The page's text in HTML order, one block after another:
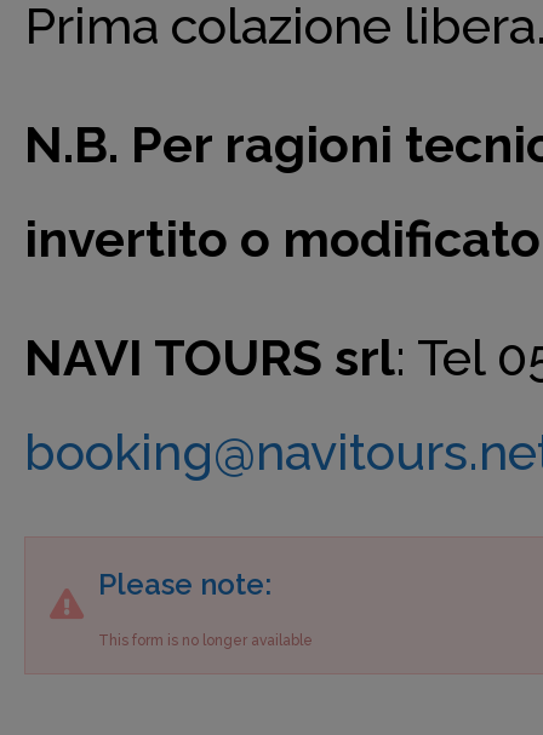
Prima colazione
N.B. Per ragioni
invertito o
NAVI TOURS srl: Tel
Please note:
This form is no longer available